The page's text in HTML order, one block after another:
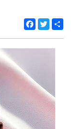
Facebook
Twitter